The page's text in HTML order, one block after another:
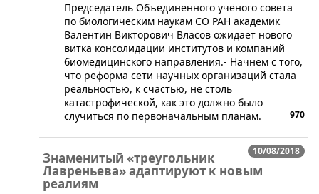
​Председатель Объединенного учёного совета
по биологическим наукам СО РАН академик
Валентин Викторович Власов ожидает нового
витка консолидации институтов и компаний
биомедицинского направления.- Начнем с того,
что реформа сети научных организаций стала
реальностью, к счастью, не столь
катастрофической, как это должно было
случиться по первоначальным планам.
970
10/08/2018
Знаменитый «треугольник
Лавреньева» адаптируют к новым
реалиям